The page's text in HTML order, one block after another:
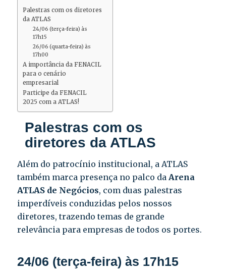
Palestras com os diretores
da ATLAS
24/06 (terça-feira) às
17h15
26/06 (quarta-feira) às
17h00
A importância da FENACIL
para o cenário
empresarial
Participe da FENACIL
2025 com a ATLAS!
Palestras com os
diretores da ATLAS
Além do patrocínio institucional, a ATLAS
também marca presença no palco da Arena
ATLAS de Negócios, com duas palestras
imperdíveis conduzidas pelos nossos
diretores, trazendo temas de grande
relevância para empresas de todos os portes.
24/06 (terça-feira) às 17h15